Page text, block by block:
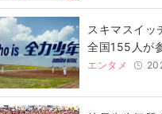
スキマスイ
全国155人が
エンタメ